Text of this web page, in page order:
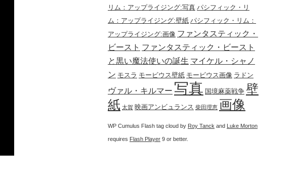
リム：アップライジング:写真 パシフィック・リ
ム：アップライジング:壁紙 パシフィック・リム：
アップライジング:画像 ファンタスティック・
ビースト ファンタスティック・ビースト
と黒い魔法使いの誕生 マイケル・シャノ
ン モスラ モービウス壁紙 モービウス画像 ラドン
ヴァル・キルマー 写真 国境麻薬戦争 壁
紙 太賀 映画アンビュランス 柴田理恵 画像
WP Cumulus Flash tag cloud by Roy Tanck and Luke Morton
requires Flash Player 9 or better.